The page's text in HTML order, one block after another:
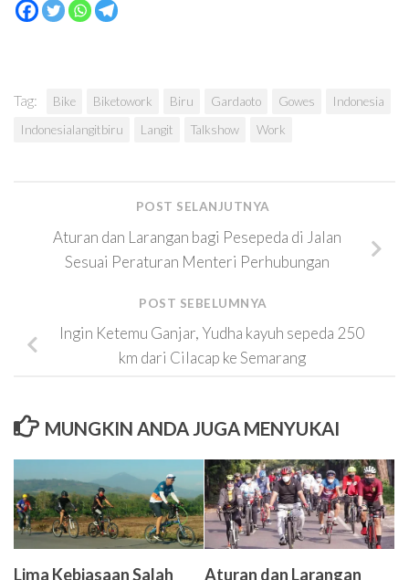
Tag: Bike Biketowork Biru Gardaoto Gowes
Indonesia
Indonesialangitbiru
Langit Talkshow Work
POST SELANJUTNYA
Aturan dan Larangan bagi Pesepeda di Jalan
Sesuai Peraturan Menteri Perhubungan
POST SEBELUMNYA
Ingin Ketemu Ganjar, Yudha kayuh sepeda 250
km dari Cilacap ke Semarang
MUNGKIN ANDA JUGA MENYUKAI
Lima Kebiasaan Salah Aturan dan Larangan